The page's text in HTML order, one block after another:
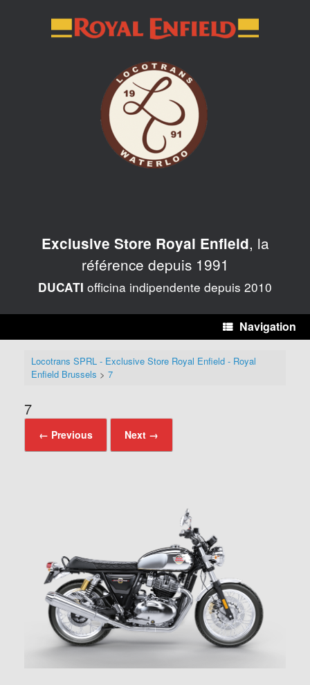
Exclusive Store Royal Enfield, la
référence depuis 1991
DUCATI officina indipendente depuis 2010
Navigation
Locotrans SPRL - Exclusive Store Royal Enfield - Royal
Enfield Brussels > 7
7
← Previous Next →